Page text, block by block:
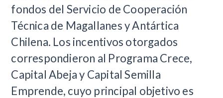
fondos del Servicio de Cooperación
Técnica de Magallanes y Antártica
Chilena. Los incentivos otorgados
correspondieron al Programa Crece,
Capital Abeja y Capital Semilla
Emprende, cuyo principal objetivo es